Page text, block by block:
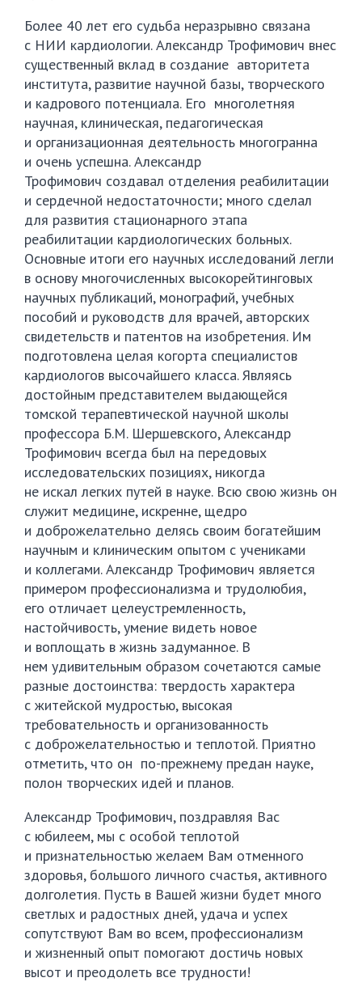
Более 40 лет его судьба неразрывно связана
с НИИ кардиологии. Александр Трофимович внес
существенный вклад в создание авторитета
института, развитие научной базы, творческого
и кадрового потенциала. Его многолетняя
научная, клиническая, педагогическая
и организационная деятельность многогранна
и очень успешна. Александр
Трофимович создавал отделения реабилитации
и сердечной недостаточности; много сделал
для развития стационарного этапа
реабилитации кардиологических больных.
Основные итоги его научных исследований легли
в основу многочисленных высокорейтинговых
научных публикаций, монографий, учебных
пособий и руководств для врачей, авторских
свидетельств и патентов на изобретения. Им
подготовлена целая когорта специалистов
кардиологов высочайшего класса. Являясь
достойным представителем выдающейся
томской терапевтической научной школы
профессора Б.М. Шершевского, Александр
Трофимович всегда был на передовых
исследовательских позициях, никогда
не искал легких путей в науке. Всю свою жизнь он
служит медицине, искренне, щедро
и доброжелательно делясь своим богатейшим
научным и клиническим опытом с учениками
и коллегами. Александр Трофимович является
примером профессионализма и трудолюбия,
его отличает целеустремленность,
настойчивость, умение видеть новое
и воплощать в жизнь задуманное. В
нем удивительным образом сочетаются самые
разные достоинства: твердость характера
с житейской мудростью, высокая
требовательность и организованность
с доброжелательностью и теплотой. Приятно
отметить, что он по-прежнему предан науке,
полон творческих идей и планов.
Александр Трофимович, поздравляя Вас
с юбилеем, мы с особой теплотой
и признательностью желаем Вам отменного
здоровья, большого личного счастья, активного
долголетия. Пусть в Вашей жизни будет много
светлых и радостных дней, удача и успех
сопутствуют Вам во всем, профессионализм
и жизненный опыт помогают достичь новых
высот и преодолеть все трудности!